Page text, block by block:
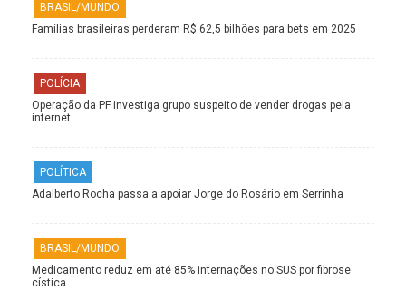
BRASIL/MUNDO
Famílias brasileiras perderam R$ 62,5 bilhões para bets em 2025
POLÍCIA
Operação da PF investiga grupo suspeito de vender drogas pela
internet
POLÍTICA
Adalberto Rocha passa a apoiar Jorge do Rosário em Serrinha
BRASIL/MUNDO
Medicamento reduz em até 85% internações no SUS por fibrose
cística